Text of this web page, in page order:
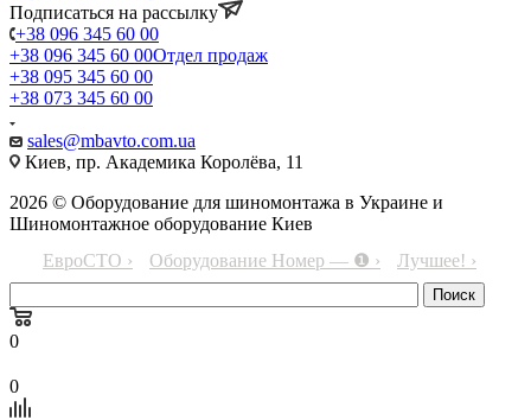
Подписаться на рассылку
+38 096 345 60 00
+38 096 345 60 00Отдел продаж
+38 095 345 60 00
+38 073 345 60 00
sales@mbavto.com.ua
Киев, пр. Академика Королёва, 11
2026 © Оборудование для шиномонтажа в Украине и
Шиномонтажное оборудование Киев
ЕвроСТО ›
Оборудование Номер — ❶ › Лучшее! ›
0
0